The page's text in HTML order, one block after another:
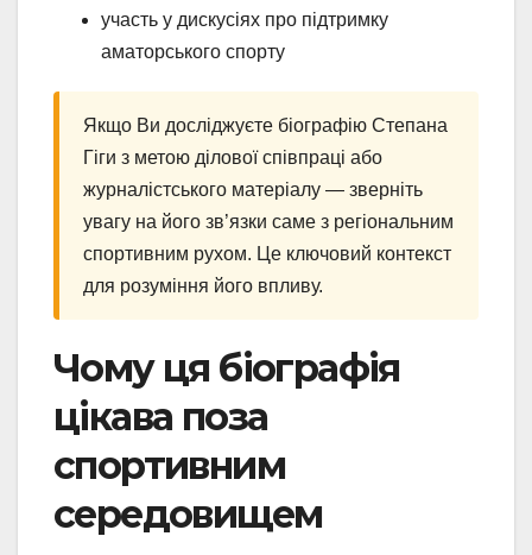
участь у дискусіях про підтримку
аматорського спорту
Якщо Ви досліджуєте біографію Степана
Гіги з метою ділової співпраці або
журналістського матеріалу — зверніть
увагу на його зв’язки саме з регіональним
спортивним рухом. Це ключовий контекст
для розуміння його впливу.
Чому ця біографія
цікава поза
спортивним
середовищем